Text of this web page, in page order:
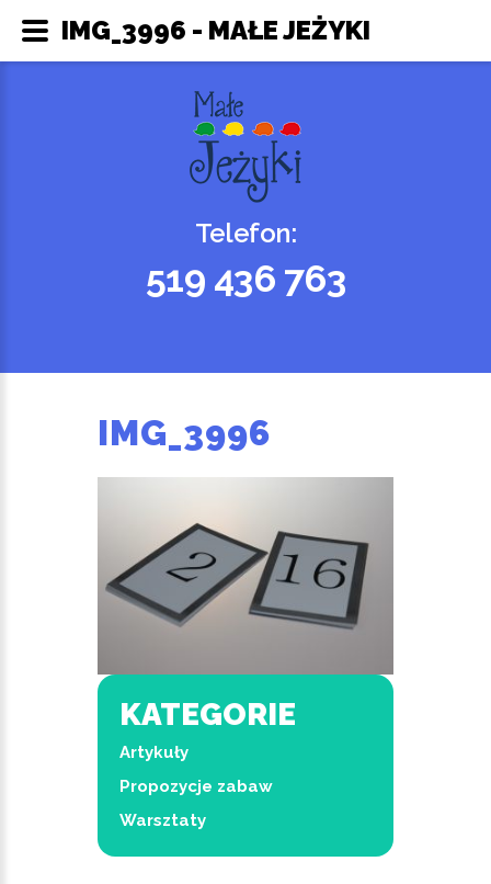
Telefon:
519 436 763
IMG_3996
KATEGORIE
Artykuły
Propozycje zabaw
Warsztaty
IMG_3996 - MAŁE JEŻYKI